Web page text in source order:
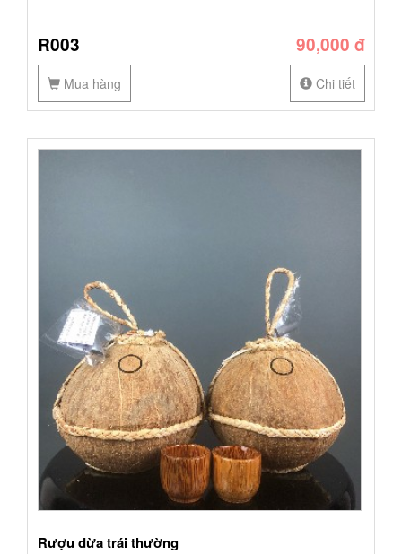
R003 90,000 đ
Mua hàng Chi tiết
Rượu dừa trái thường